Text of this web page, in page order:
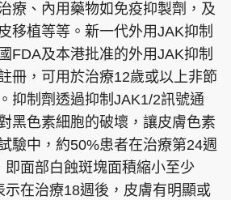
療、內用藥物如免疫抑製劑，及
移植等等。新一代外用JAK抑制
FDA及本港批准的外用JAK抑制
冊，可用於治療12歲或以上非節
抑制劑透過抑制JAK1/2訊號通
黑色素細胞的破壞，讓皮膚色素
驗中，約50%患者在治療第24週
即面部白蝕斑塊面積縮小至少
示在治療18週後，皮膚有明顯或